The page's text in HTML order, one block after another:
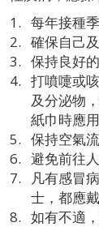
每年接種
確保自己
保持良好
打噴嚏或
及分泌物
紙巾時應
保持空氣
避免前往
凡有感冒
士，都應
如有不適